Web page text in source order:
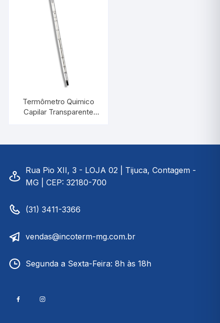
Termômetro Quimico
Capilar Transparente
Rua Pio XII, 3 - LOJA 02 | Tijuca, Contagem -
MG | CEP: 32180-700
(31) 3411-3366
vendas@incoterm-mg.com.br
Segunda a Sexta-Feira: 8h às 18h